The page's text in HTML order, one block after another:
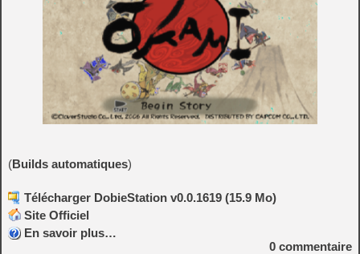
(Builds automatiques)
Télécharger DobieStation v0.0.1619 (15.9 Mo)
Site Officiel
En savoir plus…
0 commentaire